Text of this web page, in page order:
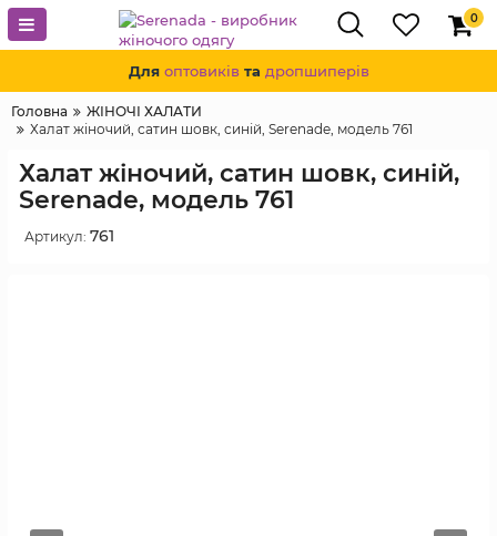
0
Для оптовиків та дропшиперів
Головна
ЖІНОЧІ ХАЛАТИ
Халат жіночий, сатин шовк, синій, Serenade, модель 761
Халат жіночий, сатин шовк, синій,
Serenade, модель 761
Артикул: 761